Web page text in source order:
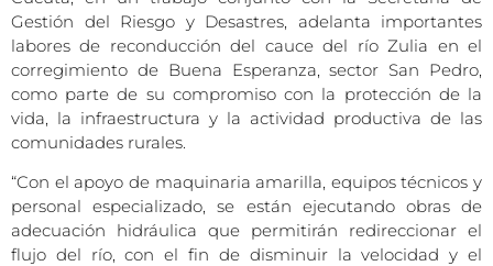
Gestión del Riesgo y Desastres, adelanta importantes
labores de reconducción del cauce del río Zulia en el
corregimiento de Buena Esperanza, sector San Pedro,
como parte de su compromiso con la protección de la
vida, la infraestructura y la actividad productiva de las
comunidades rurales.
“Con el apoyo de maquinaria amarilla, equipos técnicos y
personal especializado, se están ejecutando obras de
adecuación hidráulica que permitirán redireccionar el
flujo del río, con el fin de disminuir la velocidad y el